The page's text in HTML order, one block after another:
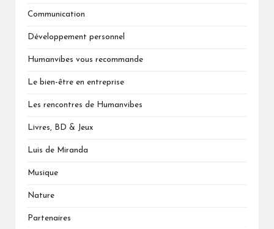
Communication
Développement personnel
Humanvibes vous recommande
Le bien-être en entreprise
Les rencontres de Humanvibes
Livres, BD & Jeux
Luis de Miranda
Musique
Nature
Partenaires